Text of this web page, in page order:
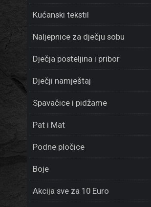
Kućanski tekstil
Naljepnice za dječju sobu
Dječja posteljina i pribor
Dječji namještaj
Spavačice i pidžame
Pat i Mat
Podne pločice
Boje
Akcija sve za 10 Euro